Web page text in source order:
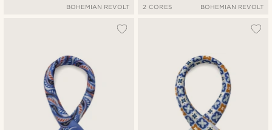
BOHEMIAN REVOLT 2 CORES BOHEMIAN REVOLT